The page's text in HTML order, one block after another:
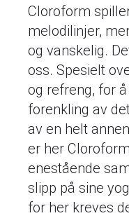
Cloroform
melodilinjer,
og vanskelig.
oss. Spesielt
og refreng, for
forenkling av
av en helt
er her
enestående
slipp på sine
for her kreves